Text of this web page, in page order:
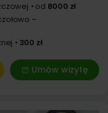
od 8000 zł
–
300 zł
Umów wizytę